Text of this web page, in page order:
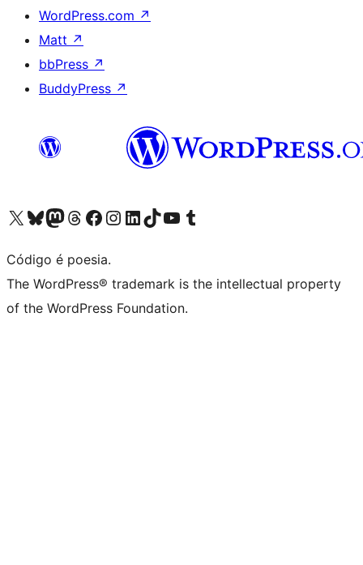
WordPress.com ↗
Matt ↗
bbPress ↗
BuddyPress ↗
Visite a nossa conta X (antigo Twitter)
Visit our Bluesky account
Visit our Mastodon account
Visit our Threads account
Visite a nossa página do Facebook
Visite a nossa conta no Instagram
Visite a nossa conta no LinkedIn
Visit our TikTok account
Visit our YouTube channel
Visit our Tumblr account
Código é poesia.
The WordPress® trademark is the intellectual property
of the WordPress Foundation.